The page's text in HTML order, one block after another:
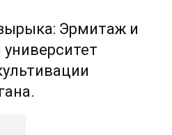
Эрмитаж и